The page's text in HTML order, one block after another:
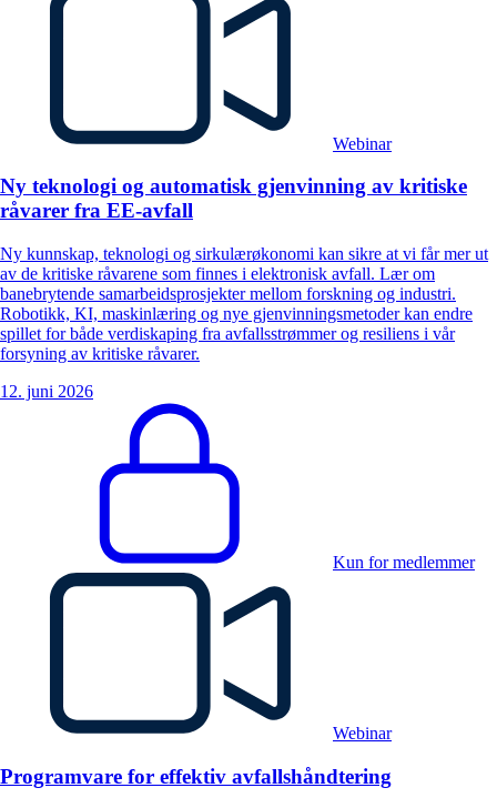
Webinar
Ny teknologi og automatisk gjenvinning av kritiske
råvarer fra EE-avfall
Ny kunnskap, teknologi og sirkulærøkonomi kan sikre at vi får mer ut
av de kritiske råvarene som finnes i elektronisk avfall. Lær om
banebrytende samarbeidsprosjekter mellom forskning og industri.
Robotikk, KI, maskinlæring og nye gjenvinningsmetoder kan endre
spillet for både verdiskaping fra avfallsstrømmer og resiliens i vår
forsyning av kritiske råvarer.
12. juni 2026
Kun for medlemmer
Webinar
Programvare for effektiv avfallshåndtering